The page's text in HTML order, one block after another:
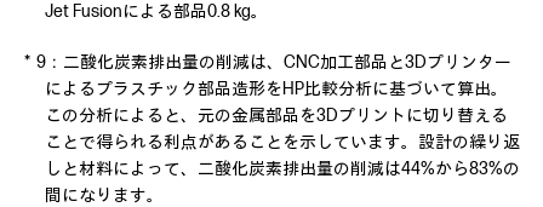
Jet Fusionによる部品0.8 kg。
＊9：二酸化炭素排出量の削減は、CNC加工部品と3Dプリンター
によるプラスチック部品造形をHP比較分析に基づいて算出。
この分析によると、元の金属部品を3Dプリントに切り替える
ことで得られる利点があることを示しています。設計の繰り返
しと材料によって、二酸化炭素排出量の削減は44%から83%の
間になります。